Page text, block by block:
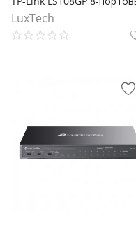
LuxTech